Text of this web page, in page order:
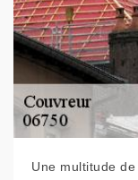
Une multitude